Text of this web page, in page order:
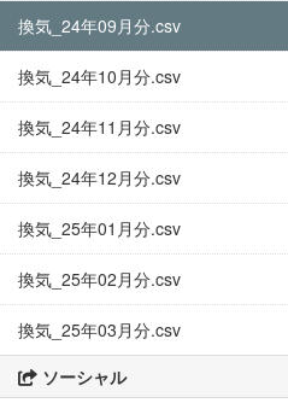
換気_24年09月分.csv
換気_24年10月分.csv
換気_24年11月分.csv
換気_24年12月分.csv
換気_25年01月分.csv
換気_25年02月分.csv
換気_25年03月分.csv
ソーシャル